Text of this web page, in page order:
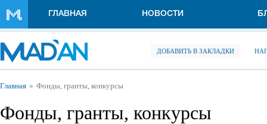
ГЛАВНАЯ НОВОСТИ
ДОБАВИТЬ В ЗАКЛАДКИ
Вы здесь
Главная Фонды, гранты, конкурсы
Фонды, гранты, конкурсы